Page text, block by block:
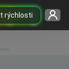
rýchlosti